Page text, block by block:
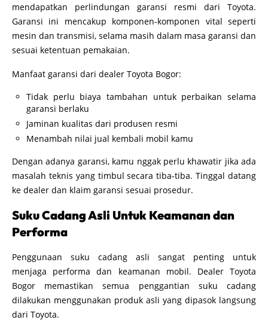
mendapatkan perlindungan garansi resmi dari Toyota.
Garansi ini mencakup komponen-komponen vital seperti
mesin dan transmisi, selama masih dalam masa garansi dan
sesuai ketentuan pemakaian.
Manfaat garansi dari dealer Toyota Bogor:
Tidak perlu biaya tambahan untuk perbaikan selama
garansi berlaku
Jaminan kualitas dari produsen resmi
Menambah nilai jual kembali mobil kamu
Dengan adanya garansi, kamu nggak perlu khawatir jika ada
masalah teknis yang timbul secara tiba-tiba. Tinggal datang
ke dealer dan klaim garansi sesuai prosedur.
Suku Cadang Asli Untuk Keamanan dan
Performa
Penggunaan suku cadang asli sangat penting untuk
menjaga performa dan keamanan mobil. Dealer Toyota
Bogor memastikan semua penggantian suku cadang
dilakukan menggunakan produk asli yang dipasok langsung
dari Toyota.